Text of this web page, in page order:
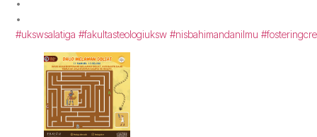
•
•
#ukswsalatiga #fakultasteologiuksw #nisbahimandanilmu